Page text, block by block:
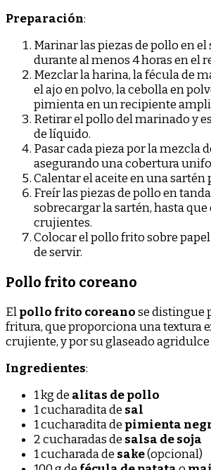
Preparación:
Marinar las piezas de pollo en el
durante al menos 4 horas en el
Mezclar la harina, la fécula de
el ajo en polvo, la cebolla en
pimienta en un recipiente
Retirar el pollo del marinado y
de líquido.
Pasar cada pieza por la mezcla
asegurando una cobertura
Calentar el aceite en una sartén
Freír las piezas de pollo en
sobrecargar la sartén, hasta que
crujientes.
Colocar el pollo frito sobre
de servir.
Pollo frito coreano
Elpollo frito coreanose distingue
fritura, que proporciona una textura
crujiente, y por su glaseado
Ingredientes:
1 kg de alitas de pollo
1 cucharadita de sal
1 cucharadita de pimienta
2 cucharadas de salsa de soja
1 cucharada de sake(opcional)